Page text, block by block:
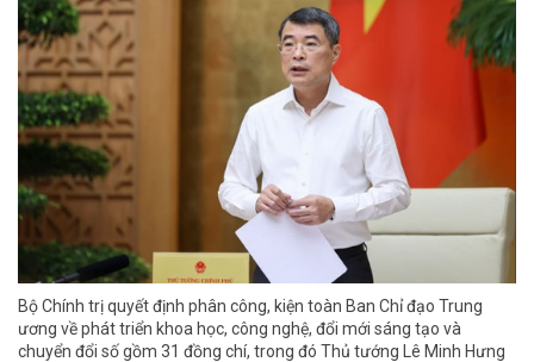
Bộ Chính trị quyết định phân công, kiện toàn Ban Chỉ đạo Trung
ương về phát triển khoa học, công nghệ, đổi mới sáng tạo và
chuyển đổi số gồm 31 đồng chí, trong đó Thủ tướng Lê Minh Hưng